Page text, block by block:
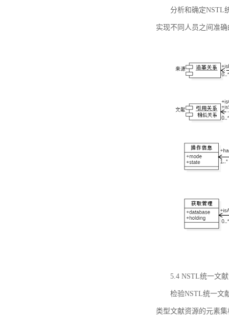
分析和确定NSTL
实现不同人员之间准
5.4 NSTL统一文
检验NSTL统一文
类型文献资源的元素